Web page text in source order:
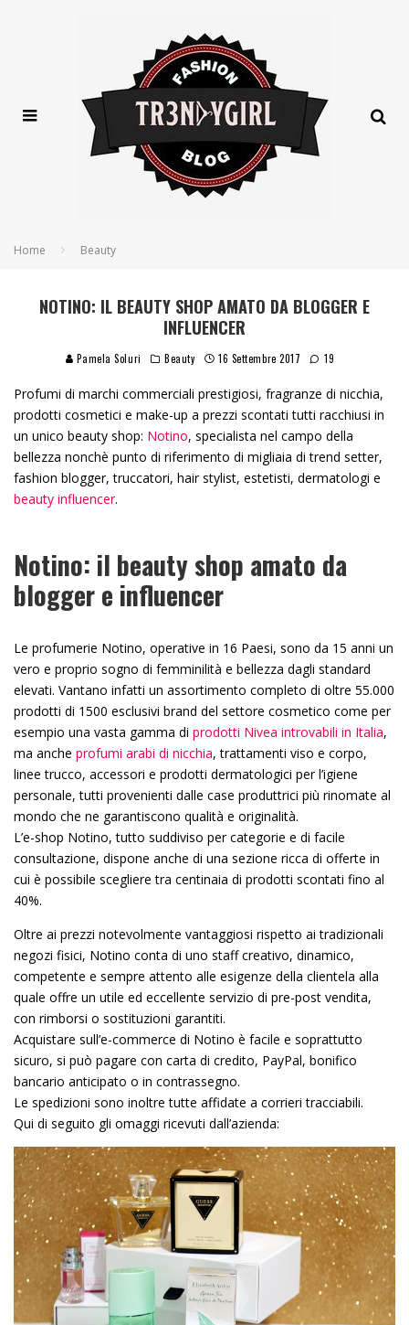
Home Beauty
NOTINO: IL BEAUTY SHOP AMATO DA BLOGGER E
INFLUENCER
Pamela Soluri Beauty 16 Settembre 2017 19
Profumi di marchi commerciali prestigiosi, fragranze di nicchia,
prodotti cosmetici e make-up a prezzi scontati tutti racchiusi in
un unico beauty shop: Notino, specialista nel campo della
bellezza nonchè punto di riferimento di migliaia di trend setter,
fashion blogger, truccatori, hair stylist, estetisti, dermatologi e
beauty influencer.
Notino: il beauty shop amato da
blogger e influencer
Le profumerie Notino, operative in 16 Paesi, sono da 15 anni un
vero e proprio sogno di femminilità e bellezza dagli standard
elevati. Vantano infatti un assortimento completo di oltre 55.000
prodotti di 1500 esclusivi brand del settore cosmetico come per
esempio una vasta gamma di prodotti Nivea introvabili in Italia,
ma anche profumi arabi di nicchia, trattamenti viso e corpo,
linee trucco, accessori e prodotti dermatologici per l’igiene
personale, tutti provenienti dalle case produttrici più rinomate al
mondo che ne garantiscono qualità e originalità.
L’e-shop Notino, tutto suddiviso per categorie e di facile
consultazione, dispone anche di una sezione ricca di offerte in
cui è possibile scegliere tra centinaia di prodotti scontati fino al
40%.
Oltre ai prezzi notevolmente vantaggiosi rispetto ai tradizionali
negozi fisici, Notino conta di uno staff creativo, dinamico,
competente e sempre attento alle esigenze della clientela alla
quale offre un utile ed eccellente servizio di pre-post vendita,
con rimborsi o sostituzioni garantiti.
Acquistare sull’e-commerce di Notino è facile e soprattutto
sicuro, si può pagare con carta di credito, PayPal, bonifico
bancario anticipato o in contrassegno.
Le spedizioni sono inoltre tutte affidate a corrieri tracciabili.
Qui di seguito gli omaggi ricevuti dall’azienda: